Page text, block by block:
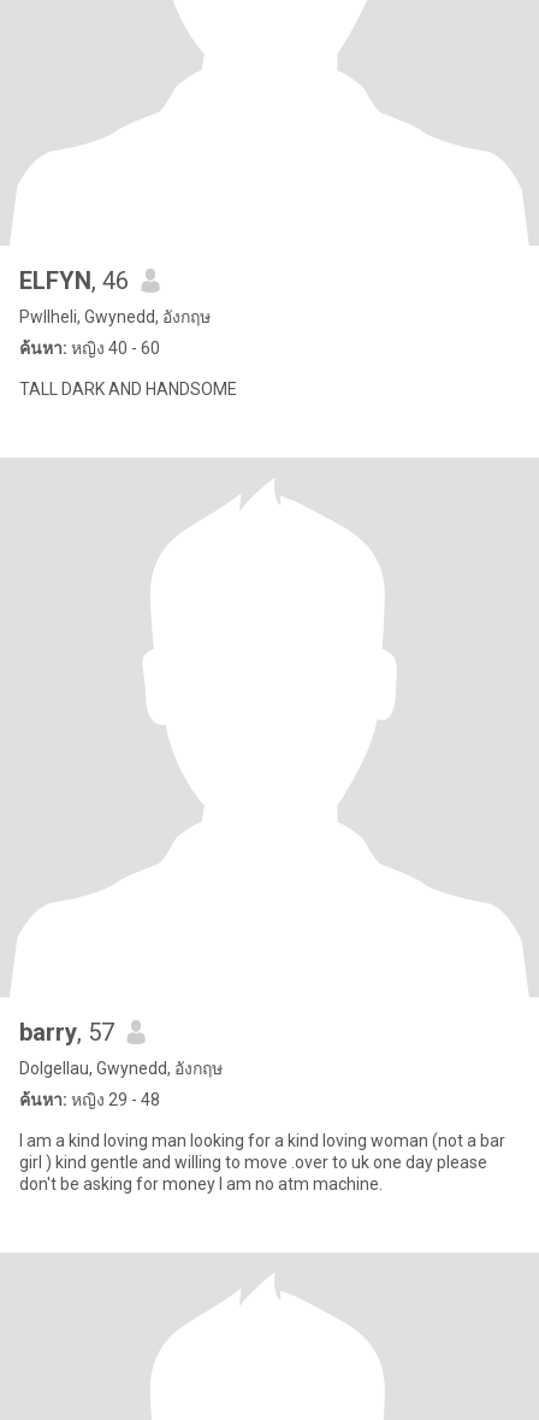
ELFYN, 46
Pwllheli, Gwynedd, อังกฤษ
ค้นหา: หญิง 40 - 60
TALL DARK AND HANDSOME
barry, 57
Dolgellau, Gwynedd, อังกฤษ
ค้นหา: หญิง 29 - 48
I am a kind loving man looking for a kind loving woman (not a bar
girl ) kind gentle and willing to move .over to uk one day please
don't be asking for money I am no atm machine.